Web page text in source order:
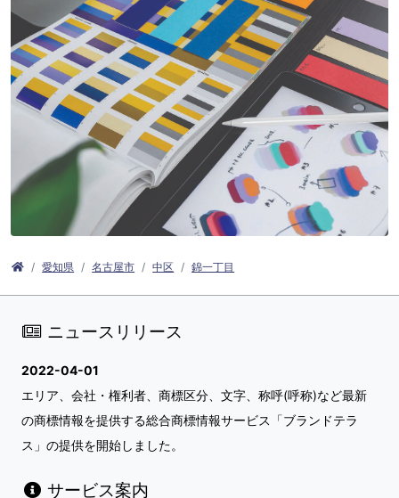
愛知県 名古屋市 中区 錦一丁目
ニュースリリース
2022-04-01
エリア、会社・権利者、商標区分、文字、称呼(呼称)など最新
の商標情報を提供する総合商標情報サービス「ブランドテラ
ス」の提供を開始しました。
サービス案内